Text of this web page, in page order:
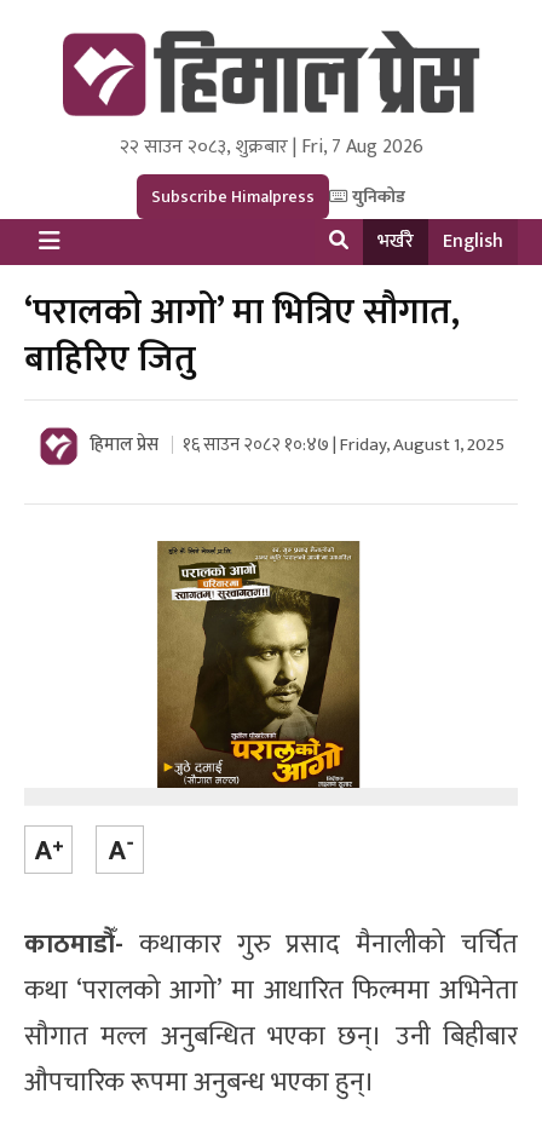
Himal Press
Dot NewsyNepal Media and Research Pvt Ltd.
२२ साउन २०८३, शुक्रबार | Fri, 7 Aug 2026
Subscribe Himalpress युनिकोड
भर्खरै English
‘परालको आगो’ मा भित्रिए सौगात,
बाहिरिए जितु
हिमाल प्रेस १६ साउन २०८२ १०:४७ | Friday, August 1, 2025
काठमाडौँ- कथाकार गुरु प्रसाद मैनालीको चर्चित
कथा ‘परालको आगो’ मा आधारित फिल्ममा अभिनेता
सौगात मल्ल अनुबन्धित भएका छन्। उनी बिहीबार
औपचारिक रूपमा अनुबन्ध भएका हुन्।